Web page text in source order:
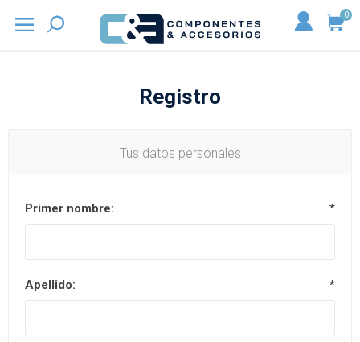
0
Registro
Tus datos personales
Primer nombre: *
Apellido: *